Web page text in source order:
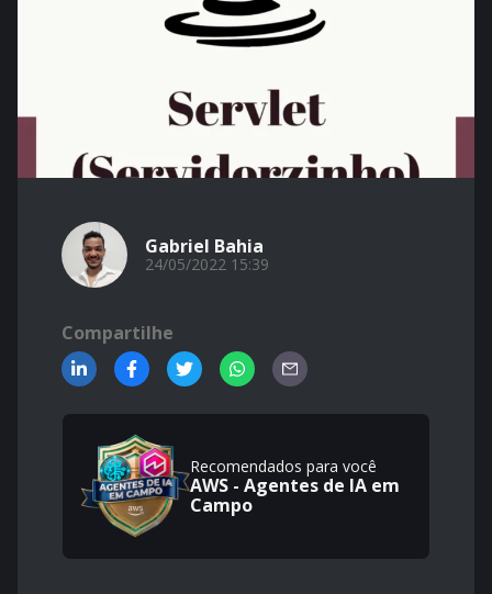
Gabriel Bahia
24/05/2022 15:39
Compartilhe
Recomendados para você
AWS - Agentes de IA em
Campo